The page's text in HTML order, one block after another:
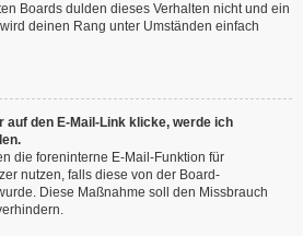
Boards dulden dieses Verhalten nicht und ein
deinen Rang unter Umständen einfach
auf den E-Mail-Link klicke, werde ich
die foreninterne E-Mail-Funktion für
nutzen, falls diese von der Board-
Diese Maßnahme soll den Missbrauch